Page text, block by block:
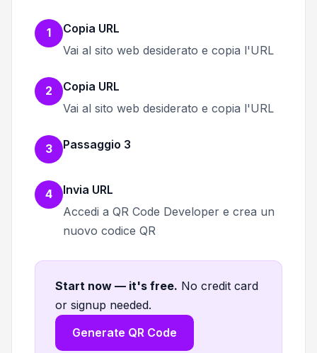
1
Copia URL
Vai al sito web desiderato e copia l'URL
2
Copia URL
Vai al sito web desiderato e copia l'URL
3 Passaggio 3
4
Invia URL
Accedi a QR Code Developer e crea un
nuovo codice QR
Start now — it's free. No credit card
or signup needed.
Generate QR Code